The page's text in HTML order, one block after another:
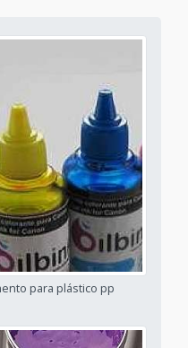
para plástico pp